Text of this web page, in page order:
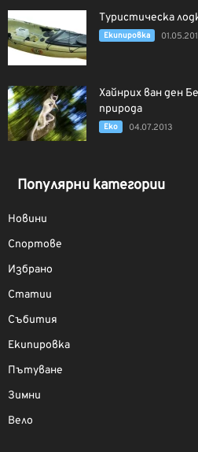
Туристическа
Екипировка
Хайнрих ван ден
природа
Еко 04.07.2013
Популярни категории
Новини
Спортове
Избрано
Статии
Събития
Екипировка
Пътуване
Зимни
Вело